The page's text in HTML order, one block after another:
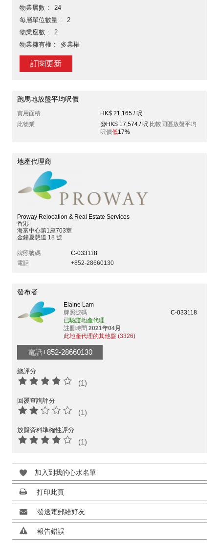
物業層數
24
每層單位數量
2
物業座數
2
物業擁有權
多業權
訂閱更新
跑馬地放盤平均呎價
實用面積
HK$ 21,165 / 呎
此物業
@HK$ 17,574 / 呎 比較同區放盤平均
呎價低17%
地產代理商
Proway Relocation & Real Estate Services
香港
海富中心第1座703室
金鐘夏慤道 18 號
牌照號碼
C-033118
電話
+852-28660130
發布者
Elaine Lam
牌照號碼
C-033118
已驗證地產代理
註冊時間 2021年04月
此地產代理的其他盤 (3326)
電話+852-28660130
總評分
(1)
回覆查詢評分
(1)
放盤資料準確性評分
(1)
加入到我的心水名單
打印此頁
發送電郵給好友
報告錯誤